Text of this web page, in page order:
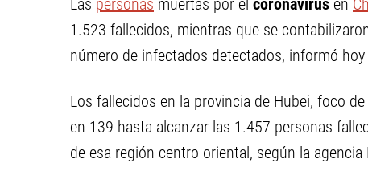
Las personas muertas por el coronavirus en
1.523 fallecidos, mientras que se
número de infectados detectados, informó
Los fallecidos en la provincia de Hubei, foco
en 139 hasta alcanzar las 1.457 personas
de esa región centro-oriental, según la agencia